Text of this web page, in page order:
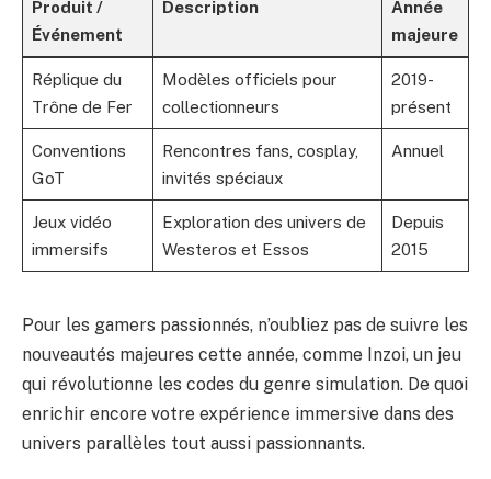
Produit /
Événement
Description
Année
majeure
Réplique du
Trône de Fer
Modèles officiels pour
collectionneurs
2019-
présent
Conventions
GoT
Rencontres fans, cosplay,
invités spéciaux
Annuel
Jeux vidéo
immersifs
Exploration des univers de
Westeros et Essos
Depuis
2015
Pour les gamers passionnés, n’oubliez pas de suivre les
nouveautés majeures cette année, comme Inzoi, un jeu
qui révolutionne les codes du genre simulation. De quoi
enrichir encore votre expérience immersive dans des
univers parallèles tout aussi passionnants.